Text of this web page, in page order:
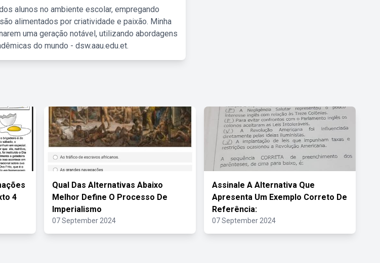
alunos no ambiente escolar, empregando
alimentados por criatividade e paixão. Minha
uma geração notável, utilizando abordagens
do mundo - dsw.aau.edu.et.
4
Qual Das Alternativas Abaixo
Melhor Define O Processo De
Imperialismo
07 September 2024
Assinale A Alternativa Que
Apresenta Um Exemplo Correto De
Referência:
07 September 2024